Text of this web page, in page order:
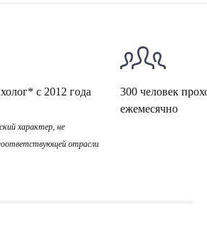
с 2012 года
характер, не
отрасли
300 человек
ежемесячно